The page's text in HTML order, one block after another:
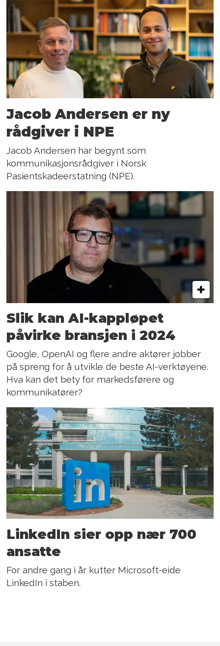
Jacob Andersen er ny
rådgiver i NPE
Jacob Andersen har begynt som
kommunikasjonsrådgiver i Norsk
Pasientskadeerstatning (NPE).
Slik kan AI-kappløpet
påvirke bransjen i 2024
Google, OpenAI og flere andre aktører jobber
på spreng for å utvikle de beste AI-verktøyene.
Hva kan det bety for markedsførere og
kommunikatører?
LinkedIn sier opp nær 700
ansatte
For andre gang i år kutter Microsoft-eide
LinkedIn i staben.